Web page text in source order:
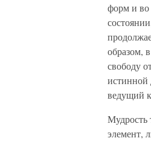
форм и во
образом,
свободу
ведущий
Мудрость
элемент,